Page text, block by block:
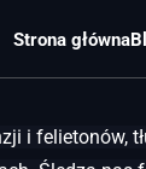
Strona główna
i felietonów,